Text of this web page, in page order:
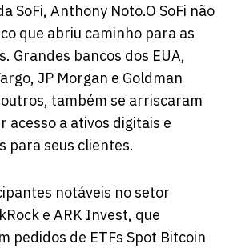
SoFi, Anthony Noto.O SoFi não
que abriu caminho para as
Grandes bancos dos EUA,
JP Morgan e Goldman
também se arriscaram
acesso a ativos digitais e
para seus clientes.
notáveis ​​no setor
e ARK Invest, que
pedidos de ETFs Spot Bitcoin